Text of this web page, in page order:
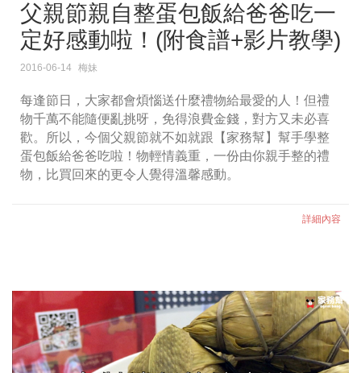
父親節親自整蛋包飯給爸爸吃一
定好感動啦！(附食譜+影片教學)
2016-06-14 梅妹
每逢節日，大家都會煩惱送什麼禮物給最愛的人！但禮
物千萬不能隨便亂挑呀，免得浪費金錢，對方又未必喜
歡。所以，今個父親節就不如就跟【家務幫】幫手學整
蛋包飯給爸爸吃啦！物輕情義重，一份由你親手整的禮
物，比買回來的更令人覺得溫馨感動。
詳細內容